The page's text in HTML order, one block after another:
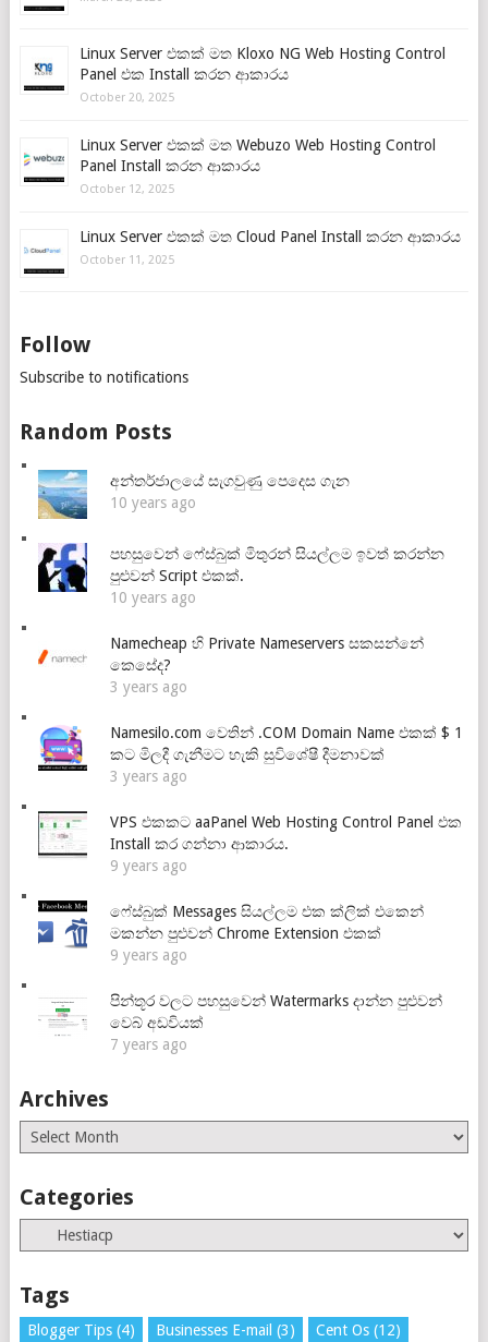
Linux Server එකක් මත Kloxo NG Web Hosting Control
Panel එක Install කරන ආකාරය
October 20, 2025
Linux Server එකක් මත Webuzo Web Hosting Control
Panel Install කරන ආකාරය
October 12, 2025
Linux Server එකක් මත Cloud Panel Install කරන ආකාරය
October 11, 2025
Follow
Subscribe to notifications
Random Posts
අන්තර්ජාලයේ සැගවුණු පෙදෙස ගැන
10 years ago
පහසුවෙන් ෆේස්බුක් මිතුරන් සියල්ලම ඉවත් කරන්න
පුළුවන් Script එකක්.
10 years ago
Namecheap හි Private Nameservers සකසන්නේ
කෙසේද?
3 years ago
Namesilo.com වෙතින් .COM Domain Name එකක් $ 1
කට මිලදී ගැනීමට හැකි සුවිශේෂී දීමනාවක්
3 years ago
VPS එකකට aaPanel Web Hosting Control Panel එක
Install කර ගන්නා ආකාරය.
9 years ago
ෆේස්බුක් Messages සියල්ලම එක ක්ලික් එකෙන්
මකන්න පුළුවන් Chrome Extension එකක්
9 years ago
පින්තූර වලට පහසුවෙන් Watermarks දාන්න පුළුවන්
වෙබ් අඩවියක්
7 years ago
Archives
Archives
Categories
Categories
Tags
Blogger Tips(4) Businesses E-mail (3) Cent Os(12)